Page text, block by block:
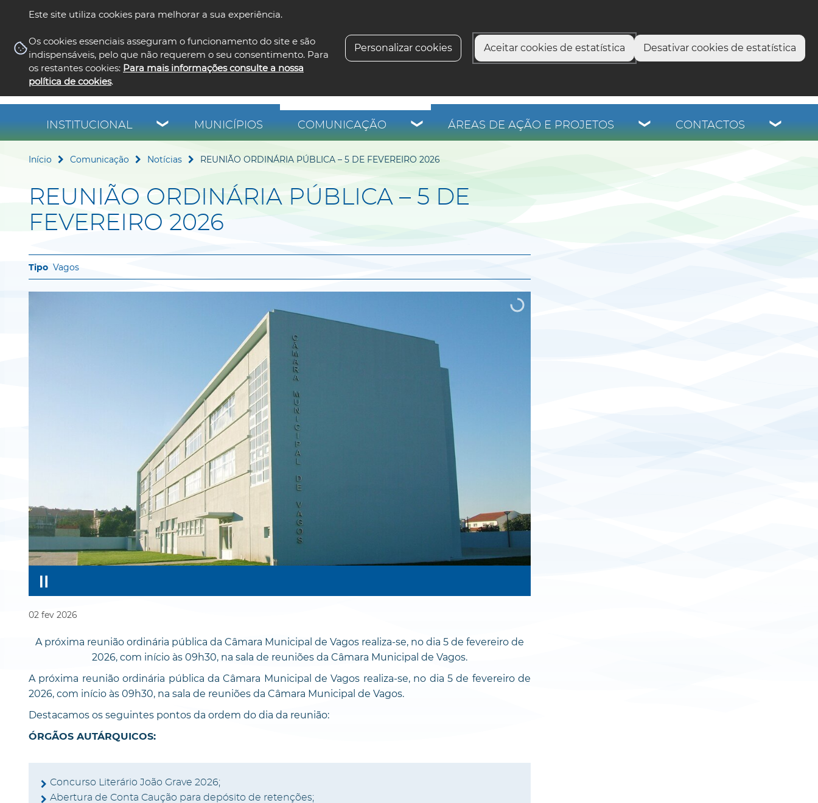
Este site utiliza cookies para melhorar a sua experiência.
Os cookies essenciais asseguram o funcionamento do site e são
indispensáveis, pelo que não requerem o seu consentimento. Para
os restantes cookies: Para mais informações consulte a nossa
política de cookies.
Personalizar cookies Aceitar cookies de estatística Desativar cookies de estatística
INSTITUCIONAL MUNICÍPIOS COMUNICAÇÃO ÁREAS DE AÇÃO E PROJETOS CONTACTOS
Início Comunicação Notícias REUNIÃO ORDINÁRIA PÚBLICA – 5 DE FEVEREIRO 2026
REUNIÃO ORDINÁRIA PÚBLICA – 5 DE
FEVEREIRO 2026
Vagos
02 fev 2026
A próxima reunião ordinária pública da Câmara Municipal de Vagos realiza-se, no dia 5 de fevereiro de
2026, com início às 09h30, na sala de reuniões da Câmara Municipal de Vagos.
A próxima reunião ordinária pública da Câmara Municipal de Vagos realiza-se, no dia 5 de fevereiro de
2026, com início às 09h30, na sala de reuniões da Câmara Municipal de Vagos.
Destacamos os seguintes pontos da ordem do dia da reunião:
ÓRGÃOS AUTÁRQUICOS:
Concurso Literário João Grave 2026;
Abertura de Conta Caução para depósito de retenções;